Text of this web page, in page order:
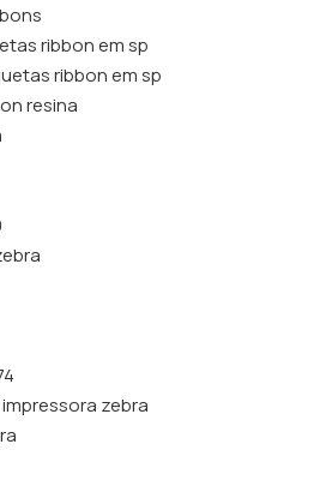
ribbon em sp
ribbon em sp
resina
zebra